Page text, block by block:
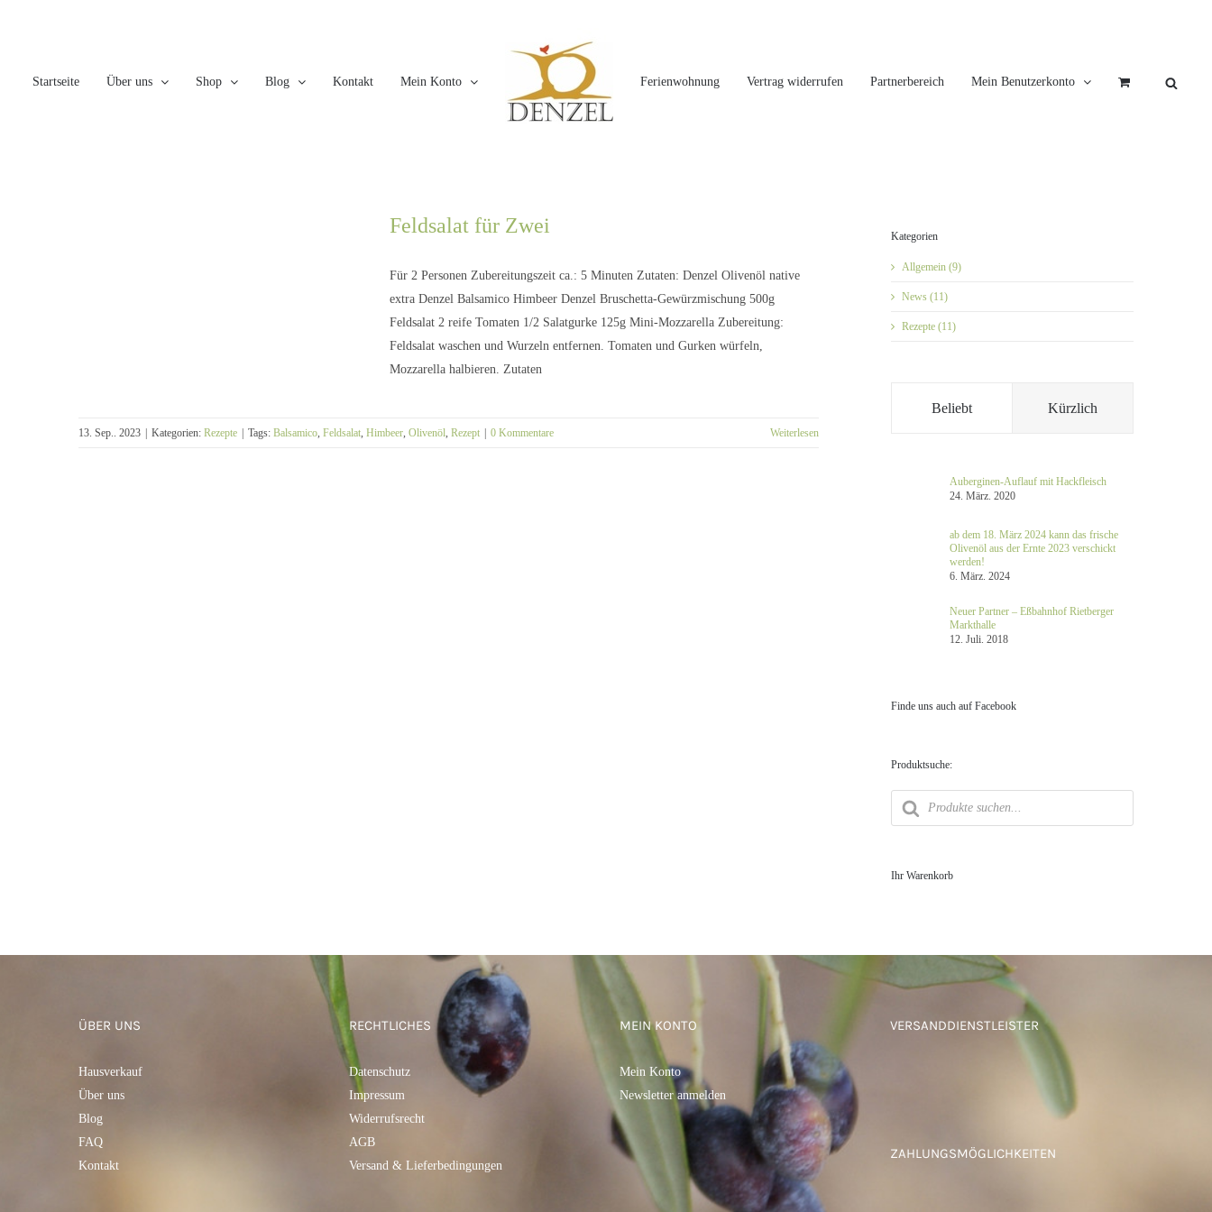
Startseite
Über uns Shop Blog Kontakt Mein Konto Ferienwohnung Vertrag widerrufen Partnerbereich Mein Benutzerkonto
Feldsalat für Zwei
Für 2 Personen Zubereitungszeit ca.: 5 Minuten Zutaten: Denzel Olivenöl native
extra Denzel Balsamico Himbeer Denzel Bruschetta-Gewürzmischung 500g
Feldsalat 2 reife Tomaten 1/2 Salatgurke 125g Mini-Mozzarella Zubereitung:
Feldsalat waschen und Wurzeln entfernen. Tomaten und Gurken würfeln,
Mozzarella halbieren. Zutaten
13. Sep.. 2023 Kategorien: Rezepte Tags: Balsamico, Feldsalat, Himbeer, Olivenöl, Rezept 0 Kommentare Weiterlesen
Kategorien
Allgemein (9)
News (11)
Rezepte (11)
Beliebt Kürzlich
Auberginen-Auflauf mit Hackfleisch
24. März. 2020
ab dem 18. März 2024 kann das frische
Olivenöl aus der Ernte 2023 verschickt
werden!
6. März. 2024
Neuer Partner – Eßbahnhof Rietberger
Markthalle
12. Juli. 2018
Finde uns auch auf Facebook
Produktsuche:
Products
search
Ihr Warenkorb
ÜBER UNS
Hausverkauf
Über uns
Blog
FAQ
Kontakt
RECHTLICHES
Datenschutz
Impressum
Widerrufsrecht
AGB
Versand & Lieferbedingungen
MEIN KONTO
Mein Konto
Newsletter anmelden
VERSANDDIENSTLEISTER
ZAHLUNGSMÖGLICHKEITEN